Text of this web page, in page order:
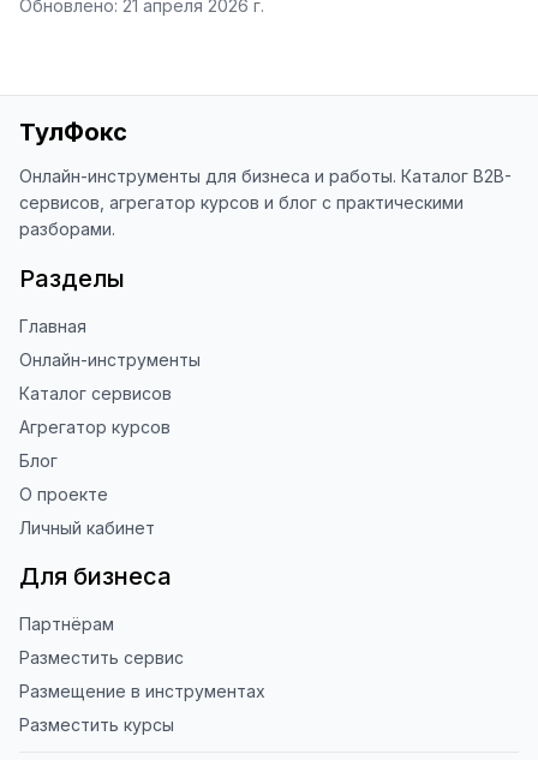
Обновлено: 21 апреля 2026 г.
ТулФокс
Онлайн-инструменты для бизнеса и работы. Каталог B2B-
сервисов, агрегатор курсов и блог с практическими
разборами.
Разделы
Главная
Онлайн-инструменты
Каталог сервисов
Агрегатор курсов
Блог
О проекте
Личный кабинет
Для бизнеса
Партнёрам
Разместить сервис
Размещение в инструментах
Разместить курсы